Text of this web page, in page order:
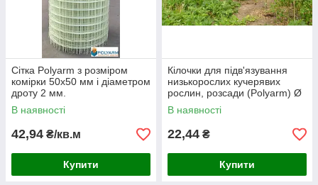
Сітка Polyarm з розміром
комірки 50х50 мм і діаметром
дроту 2 мм.
В наявності
42,94 ₴/кв.м
Купити
Кілочки для підв'язування
низькорослих кучерявих
рослин, розсади (Polyarm) Ø
7 мм (1 метр)
В наявності
22,44 ₴
Купити